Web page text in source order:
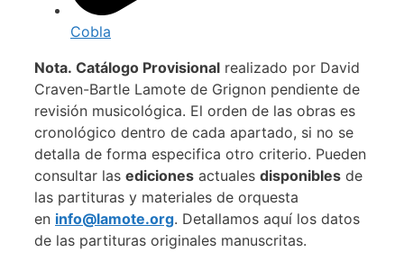
Cobla
Nota. Catálogo Provisional realizado por David
Craven-Bartle Lamote de Grignon pendiente de
revisión musicológica. El orden de las obras es
cronológico dentro de cada apartado, si no se
detalla de forma especifica otro criterio. Pueden
consultar las ediciones actuales disponibles de
las partituras y materiales de orquesta
en info@lamote.org. Detallamos aquí los datos
de las partituras originales manuscritas.